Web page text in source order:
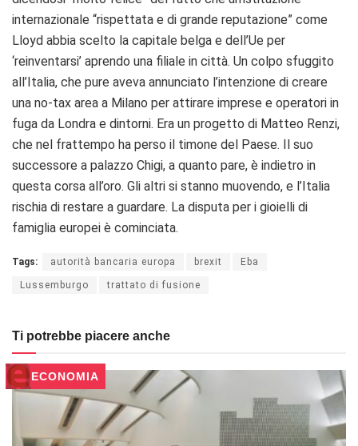
internazionale “rispettata e di grande reputazione” come
Lloyd abbia scelto la capitale belga e dell’Ue per
‘reinventarsi’ aprendo una filiale in città. Un colpo sfuggito
all’Italia, che pure aveva annunciato l’intenzione di creare
una no-tax area a Milano per attirare imprese e operatori in
fuga da Londra e dintorni. Era un progetto di Matteo Renzi,
che nel frattempo ha perso il timone del Paese. Il suo
successore a palazzo Chigi, a quanto pare, è indietro in
questa corsa all’oro. Gli altri si stanno muovendo, e l’Italia
rischia di restare a guardare. La disputa per i gioielli di
famiglia europei è cominciata.
Tags: autorità bancaria europa brexit Eba
Lussemburgo trattato di fusione
Ti potrebbe piacere anche
ECONOMIA